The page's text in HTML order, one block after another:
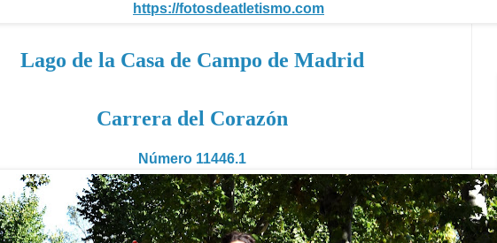
https://fotosdeatletismo.com
Lago de la Casa de Campo de Madrid
Carrera del Corazón
Número 11446.1